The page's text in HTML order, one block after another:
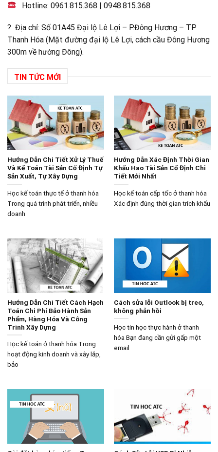
Hotline:0961.815.368 |0948.815.368
? Địa chỉ: Số 01A45 Đại lộ Lê Lợi – P.Đông Hương – TP
Thanh Hóa (Mặt đường đại lộ Lê Lợi, cách cầu Đông Hương
300m về hướng Đông).
TIN TỨC MỚI
Hướng Dẫn Chi Tiết Xử Lý Thuế
Và Kế Toán Tài Sản Cố Định Tự
Sản Xuất, Tự Xây Dựng
Học kế toán thực tế ở thanh hóa
Trong quá trình phát triển, nhiều
doanh
Hướng Dẫn Xác Định Thời Gian
Khấu Hao Tài Sản Cố Định Chi
Tiết Mới Nhất
Học kế toán cấp tốc ở thanh hóa
Xác định đúng thời gian trích khấu
Hướng Dẫn Chi Tiết Cách Hạch
Toán Chi Phí Bảo Hành Sản
Phẩm, Hàng Hóa Và Công
Trình Xây Dựng
Học kế toán ở thanh hóa Trong
hoạt động kinh doanh và xây lắp,
bảo
Cách sửa lỗi Outlook bị treo,
không phản hồi
Học tin học thực hành ở thanh
hóa Bạn đang cần gửi gấp một
email